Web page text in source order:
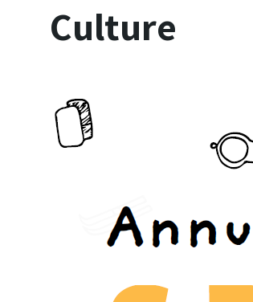
Culture